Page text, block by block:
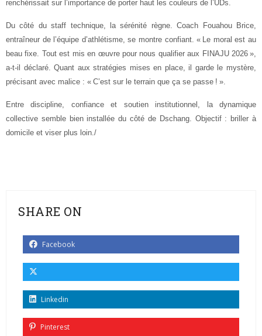
renchérissait sur l’importance de porter haut les couleurs de l’UDs.
Du côté du staff technique, la sérénité règne. Coach Fouahou Brice,
entraîneur de l’équipe d’athlétisme, se montre confiant. « Le moral est au
beau fixe. Tout est mis en œuvre pour nous qualifier aux FINAJU 2026 »,
a-t-il déclaré. Quant aux stratégies mises en place, il garde le mystère,
précisant avec malice : « C’est sur le terrain que ça se passe ! ».
Entre discipline, confiance et soutien institutionnel, la dynamique
collective semble bien installée du côté de Dschang. Objectif : briller à
domicile et viser plus loin./
SHARE ON
Facebook
Linkedin
Pinterest